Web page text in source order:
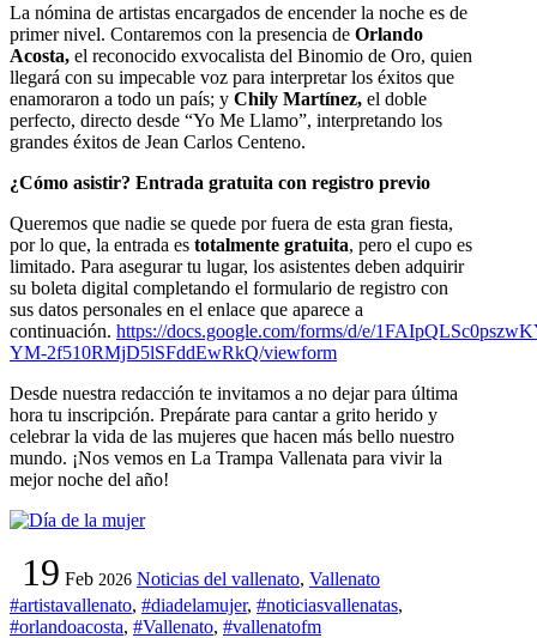
La nómina de artistas encargados de encender la noche es de
primer nivel. Contaremos con la presencia de Orlando
Acosta, el reconocido exvocalista del Binomio de Oro, quien
llegará con su impecable voz para interpretar los éxitos que
enamoraron a todo un país; y Chily Martínez, el doble
perfecto, directo desde “Yo Me Llamo”, interpretando los
grandes éxitos de Jean Carlos Centeno.
¿Cómo asistir? Entrada gratuita con registro previo
Queremos que nadie se quede por fuera de esta gran fiesta,
por lo que, la entrada es totalmente gratuita, pero el cupo es
limitado. Para asegurar tu lugar, los asistentes deben adquirir
su boleta digital completando el formulario de registro con
sus datos personales en el enlace que aparece a
continuación. https://docs.google.com/forms/d/e/
YM-2f510RMjD5lSFddEwRkQ/viewform
Desde nuestra redacción te invitamos a no dejar para última
hora tu inscripción. Prepárate para cantar a grito herido y
celebrar la vida de las mujeres que hacen más bello nuestro
mundo. ¡Nos vemos en La Trampa Vallenata para vivir la
mejor noche del año!
19 Feb 2026 Noticias del vallenato, Vallenato
#artistavallenato, #diadelamujer, #noticiasvallenatas,
#orlandoacosta, #Vallenato, #vallenatofm